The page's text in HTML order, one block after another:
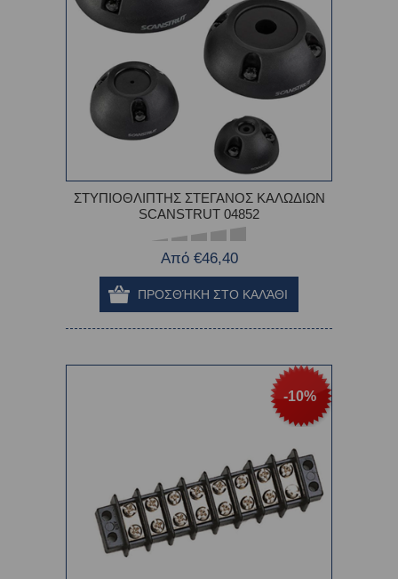
ΣΤΥΠΙΟΘΛΙΠΤΗΣ ΣΤΕΓΑΝΟΣ ΚΑΛΩΔΙΩΝ
SCANSTRUT 04852
Από €46,40
-10%